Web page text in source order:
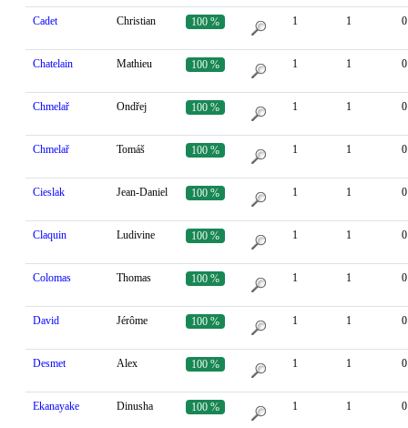
Cadet Christian 100 % 1 1 0
Chatelain Mathieu 100 % 1 1 0
Chmelař Ondřej 100 % 1 1 0
Chmelař Tomáš 100 % 1 1 0
Cieslak Jean-Daniel 100 % 1 1 0
Claquin Ludivine 100 % 1 1 0
Colomas Thomas 100 % 1 1 0
David Jérôme 100 % 1 1 0
Desmet Alex 100 % 1 1 0
Ekanayake Dinusha 100 % 1 1 0